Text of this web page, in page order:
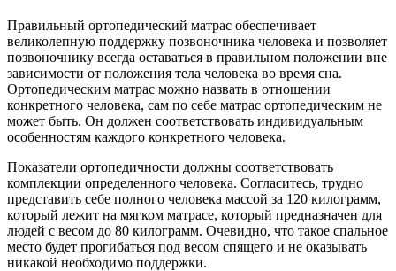
Правильный ортопедический матрас обеспечивает
великолепную поддержку позвоночника человека и позволяет
позвоночнику всегда оставаться в правильном положении вне
зависимости от положения тела человека во время сна.
Ортопедическим матрас можно назвать в отношении
конкретного человека, сам по себе матрас ортопедическим не
может быть. Он должен соответствовать индивидуальным
особенностям каждого конкретного человека.
Показатели ортопедичности должны соответствовать
комплекции определенного человека. Согласитесь, трудно
представить себе полного человека массой за 120 килограмм,
который лежит на мягком матрасе, который предназначен для
людей с весом до 80 килограмм. Очевидно, что такое спальное
место будет прогибаться под весом спящего и не оказывать
никакой необходимо поддержки.